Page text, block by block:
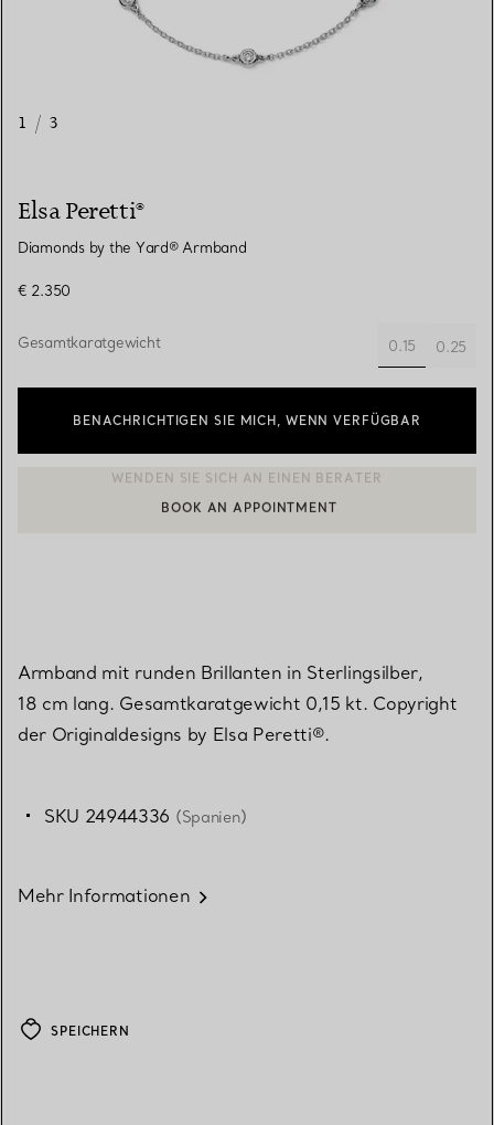
1 / 3
Elsa Peretti®
Diamonds by the Yard® Armband
€ 2.350
Gesamtkaratgewicht
0.15
ausgewählt
0.25
BENACHRICHTIGEN SIE MICH, WENN VERFÜGBAR
EINEN KUNDENBERATER KONTAKTIEREN ODER EINEN
BOOK AN APPOINTMENT
Armband mit runden Brillanten in Sterlingsilber,
18 cm lang. Gesamtkaratgewicht 0,15 kt. Copyright
der Originaldesigns by Elsa Peretti®.
SKU 24944336 (Spanien)
Mehr Informationen
SPEICHERN